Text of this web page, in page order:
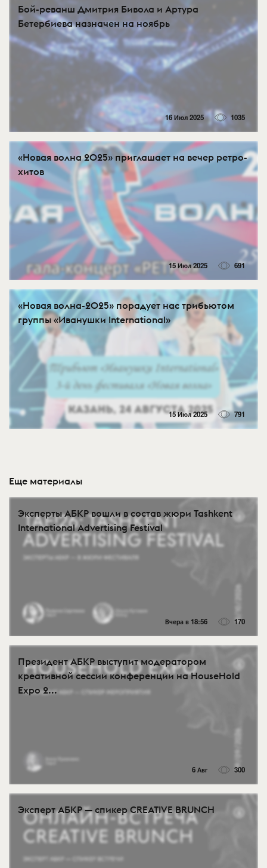
Бой-реванш Дмитрия Бивола и Артура
Бетербиева назначен на ноябрь
16 Июл 2025 1035
«Новая волна 2025» приглашает на вечер ретро-
хитов
15 Июл 2025 691
«Новая волна-2025» порадует нас трибьютом
группы «Иванушки International»
15 Июл 2025 791
Еще материалы
Эксперты АБКР вошли в состав жюри Tashkent
International Advertising Festival
Вчера в 18:56 170
Президент АБКР выступит модератором
креативной сессии конференции на HouseHold
Expo 2...
6 Авг 300
Эксперт АБКР — спикер CREATIVE BRUNCH